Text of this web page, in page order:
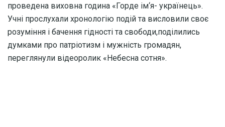
проведена виховна година «Горде ім‘я- українець».
Учні прослухали хронологію подій та висловили своє
розуміння і бачення гідності та свободи,поділились
думками про патріотизм і мужність громадян,
переглянули відеоролик «Небесна сотня».